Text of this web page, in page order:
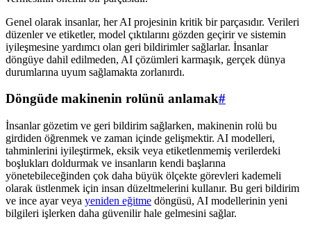
Genel olarak insanlar, her AI projesinin kritik bir parçasıdır. Verileri
düzenler ve etiketler, model çıktılarını gözden geçirir ve sistemin
iyileşmesine yardımcı olan geri bildirimler sağlarlar. İnsanlar
döngüye dahil edilmeden, AI çözümleri karmaşık, gerçek dünya
durumlarına uyum sağlamakta zorlanırdı.
Döngüde makinenin rolünü anlamak#
İnsanlar gözetim ve geri bildirim sağlarken, makinenin rolü bu
girdiden öğrenmek ve zaman içinde gelişmektir. AI modelleri,
tahminlerini iyileştirmek, eksik veya etiketlenmemiş verilerdeki
boşlukları doldurmak ve insanların kendi başlarına
yönetebileceğinden çok daha büyük ölçekte görevleri kademeli
olarak üstlenmek için insan düzeltmelerini kullanır. Bu geri bildirim
ve ince ayar veya yeniden eğitme döngüsü, AI modellerinin yeni
bilgileri işlerken daha güvenilir hale gelmesini sağlar.